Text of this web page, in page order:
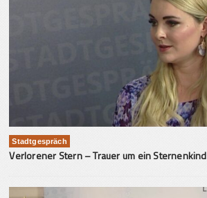
Stadtgespräch
Verlorener Stern – Trauer um ein Sternenkind